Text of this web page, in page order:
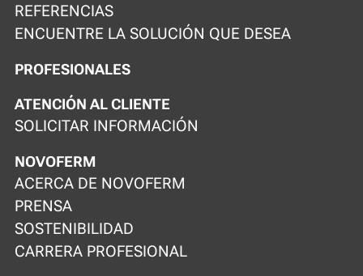
REFERENCIAS
ENCUENTRE LA SOLUCIÓN QUE DESEA
PROFESIONALES
ATENCIÓN AL CLIENTE
SOLICITAR INFORMACIÓN
NOVOFERM
ACERCA DE NOVOFERM
PRENSA
SOSTENIBILIDAD
CARRERA PROFESIONAL